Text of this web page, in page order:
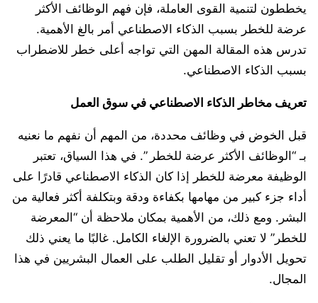
يخططون لتنمية القوى العاملة، فإن فهم الوظائف الأكثر
عرضة للخطر بسبب الذكاء الاصطناعي أمر بالغ الأهمية.
تدرس هذه المقالة المهن التي تواجه أعلى خطر للاضطراب
بسبب الذكاء الاصطناعي.
تعريف مخاطر الذكاء الاصطناعي في سوق العمل
قبل الخوض في وظائف محددة، من المهم أن نفهم ما نعنيه
بـ “الوظائف الأكثر عرضة للخطر ”. في هذا السياق، تعتبر
الوظيفة معرضة للخطر إذا كان الذكاء الاصطناعي قادرًا على
أداء جزء كبير من مهامها بكفاءة ودقة وبتكلفة أكثر فعالية من
البشر. ومع ذلك، من الأهمية بمكان ملاحظة أن “المعرضة
للخطر” لا تعني بالضرورة الإلغاء الكامل. غالبًا ما يعني ذلك
تحويل الأدوار أو تقليل الطلب على العمال البشريين في هذا
المجال.